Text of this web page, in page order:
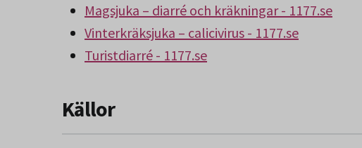
Magsjuka – diarré och kräkningar - 1177.se
Vinterkräksjuka – calicivirus - 1177.se
Turistdiarré - 1177.se
Källor